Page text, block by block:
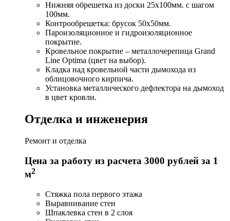
Нижняя обрешетка из доски 25х100мм. с шагом
100мм.
Контрообрешетка: брусок 50х50мм.
Пароизоляционное и гидроизоляционное
покрытие.
Кровельное покрытие – металлочерепица Grand
Line Optima (цвет на выбор).
Кладка над кровельной части дымохода из
облицовочного кирпича.
Установка металлического дефлектора на дымоход
в цвет кровли.
Отделка и инженерия
Ремонт и отделка
Цена за работу из расчета 3000 рублей за 1
м2
Стяжка пола первого этажа
Выравнивание стен
Шпаклевка стен в 2 слоя